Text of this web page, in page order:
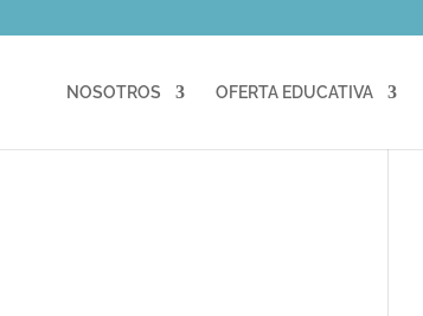
NOSOTROS OFERTA EDUCATIVA